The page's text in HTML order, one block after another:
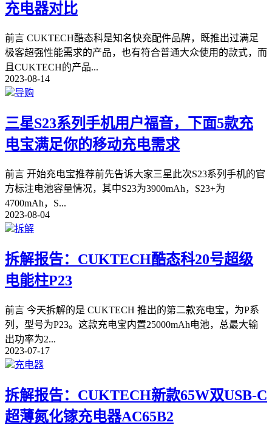
充电器对比
前言 CUKTECH酷态科是知名快充配件品牌，既推出过满足
极客超强性能需求的产品，也有符合普通大众使用的款式，而
且CUKTECH的产品...
2023-08-14
导购
三星S23系列手机用户福音，下面5款充
电宝满足你的移动充电需求
前言 开始充电宝推荐前先告诉大家三星此次S23系列手机的官
方标注电池容量情况，其中S23为3900mAh，S23+为
4700mAh，S...
2023-08-04
拆解
拆解报告：CUKTECH酷态科20号超级
电能柱P23
前言 今天拆解的是 CUKTECH 推出的第二款充电宝，为P系
列，型号为P23。这款充电宝内置25000mAh电池，总最大输
出功率为2...
2023-07-17
充电器
拆解报告：CUKTECH新款65W双USB-C
超薄氮化镓充电器AC65B2